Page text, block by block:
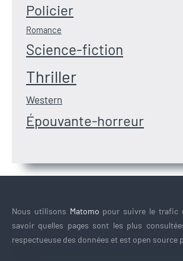
Policier
Romance
Science-fiction
Thriller
Western
Épouvante-horreur
Nous utilisons Matomo pour suivre le trafic
savoir quelles pages sont les plus
respectueuse des données et est open source